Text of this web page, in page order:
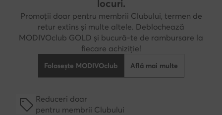
locuri.
Promoții doar pentru membrii Clubului, termen de
retur extins și multe altele. Deblochează
MODIVOclub GOLD și bucură-te de rambursare la
fiecare achiziție!
Folosește MODIVOclub Află mai multe
Reduceri doar
pentru membrii Clubului